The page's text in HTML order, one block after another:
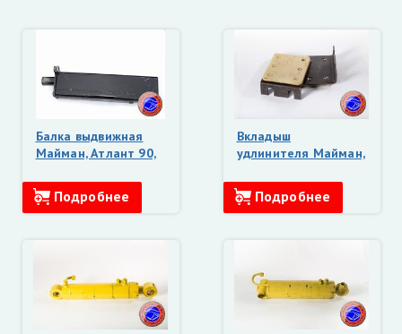
Балка выдвижная
Майман, Атлант 90,
Подробнее
Вкладыш
удлинителя Майман,
(ЛВ-185.08.400)
Подробнее